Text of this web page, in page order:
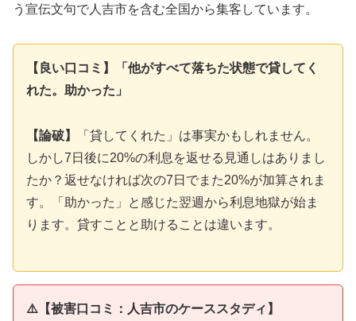
う宣伝文句で人吉市を含む全国から集客しています。
【良い口コミ】「他がすべて落ちた状態で貸してく
れた。助かった」
【論破】
「貸してくれた」は事実かもしれません。
しかし7日後に20%の利息を返せる見通しはありまし
たか？返せなければ次の7日でまた20%が加算されま
す。「助かった」と感じた翌週から利息地獄が始ま
ります。貸すことと助けることは違います。
⚠️【被害口コミ：人吉市のケーススタディ】